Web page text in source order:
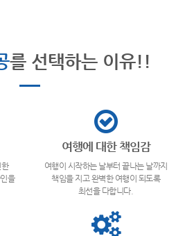
를 선택하는 이유!!
을
여행에 대한 책임감
여행이 시작하는 날부터 끝나는 날까지
책임을 지고 완벽한 여행이 되도록
최선을 다합니다.